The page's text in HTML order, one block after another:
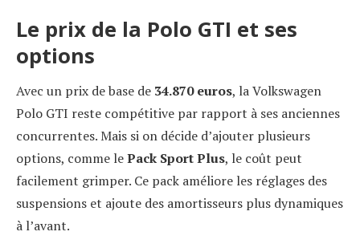
Le prix de la Polo GTI et ses
options
Avec un prix de base de 34.870 euros, la Volkswagen
Polo GTI reste compétitive par rapport à ses anciennes
concurrentes. Mais si on décide d’ajouter plusieurs
options, comme lePack Sport Plus, le coût peut
facilement grimper. Ce pack améliore les réglages des
suspensions et ajoute des amortisseurs plus dynamiques
à l’avant.